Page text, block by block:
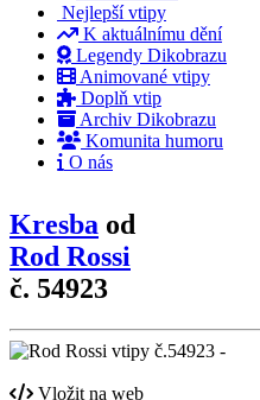
Nejlepší vtipy
K aktuálnímu dění
Legendy Dikobrazu
Animované vtipy
Doplň vtip
Archiv Dikobrazu
Komunita humoru
O nás
Kresba od
Rod Rossi
č. 54923
Vložit na web